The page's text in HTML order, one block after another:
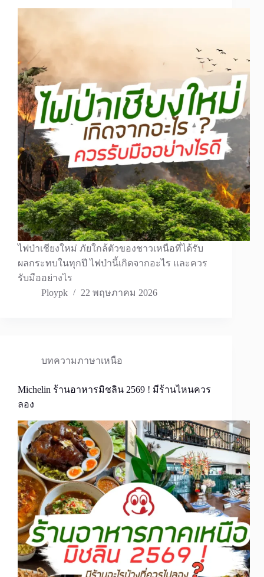
ไฟป่าเชียงใหม่ ภัยใกล้ตัวของชาวเหนือที่ได้รับ
ผลกระทบในทุกปี ไฟป่านี้เกิดจากอะไร และควร
รับมืออย่างไร
Ploypk
22 พฤษภาคม 2026
บทความภาษาเหนือ
Michelin ร้านอาหารมิชลิน 2569 ! มีร้านไหนควร
ลอง